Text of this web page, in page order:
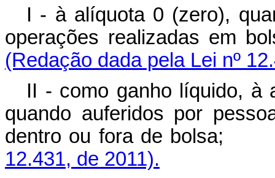
I - à alíquota 0 (zero),
operações
(Redação dada pela Lei nº
II - como ganho líquido, à
quando auferidos por
dentro ou fora de
12.431, de 2011).